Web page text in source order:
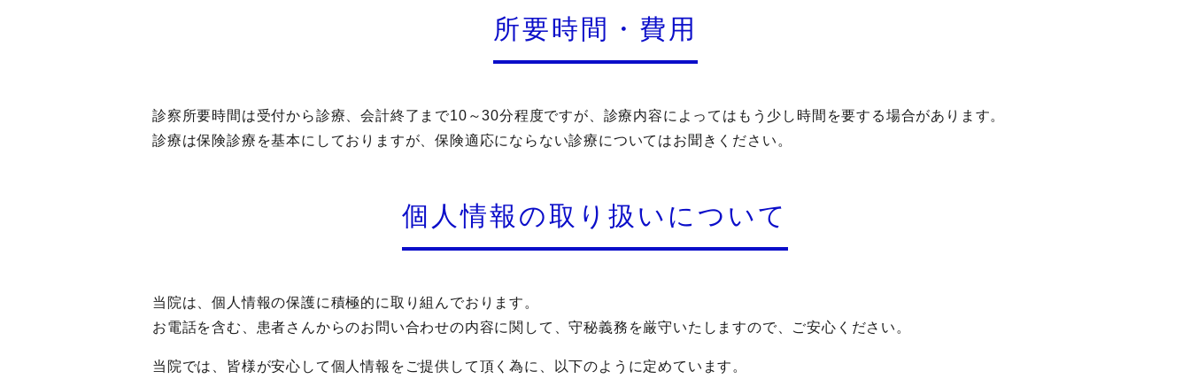
所要時間・費用
診察所要時間は受付から診療、会計終了まで10～30分程度ですが、診療内容によってはもう少し時間を要する場合があります。
診療は保険診療を基本にしておりますが、保険適応にならない診療についてはお聞きください。
個人情報の取り扱いについて
当院は、個人情報の保護に積極的に取り組んでおります。
お電話を含む、患者さんからのお問い合わせの内容に関して、守秘義務を厳守いたしますので、ご安心ください。
当院では、皆様が安心して個人情報をご提供して頂く為に、以下のように定めています。